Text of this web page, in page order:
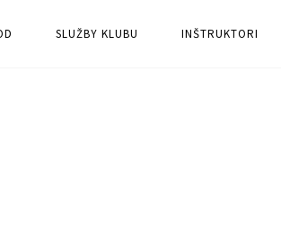
SLUŽBY KLUBU INŠTRUKTORI